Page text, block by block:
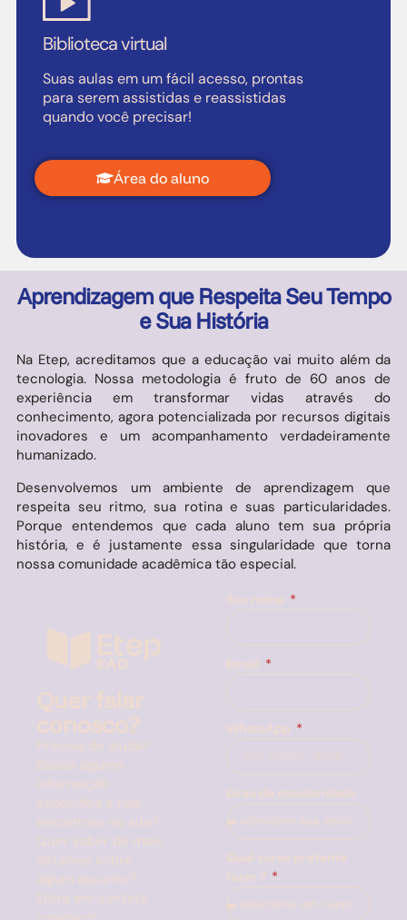
Biblioteca virtual
Suas aulas em um fácil acesso, prontas
para serem assistidas e reassistidas
quando você precisar!
Área do aluno
Aprendizagem que Respeita Seu Tempo
e Sua História
Na Etep, acreditamos que a educação vai muito além da
tecnologia. Nossa metodologia é fruto de 60 anos de
experiência em transformar vidas através do
conhecimento, agora potencializada por recursos digitais
inovadores e um acompanhamento verdadeiramente
humanizado.
Desenvolvemos um ambiente de aprendizagem que
respeita seu ritmo, sua rotina e suas particularidades.
Porque entendemos que cada aluno tem sua própria
história, e é justamente essa singularidade que torna
nossa comunidade acadêmica tão especial.